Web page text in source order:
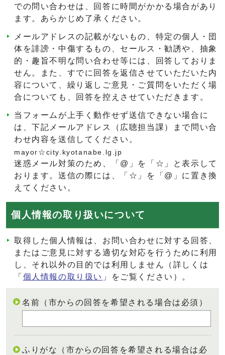
での問い合わせは、回答に時間がかかる場合があり
ます。あらかじめ了承ください。
メールアドレスの記載がないもの、特定の個人・団
体を誹謗・中傷するもの、セールス・勧誘や、抽象
的・趣旨不明な問い合わせ等には、回答しておりま
せん。また、すでに回答を返信させていただいた内
容について、繰り返しご意見・ご質問をいただく場
合についても、回答を控えさせていただきます。
当フォームが上手く動作せず送信できない場合に
は、下記メールアドレス（広聴担当課）まで問い合
わせ内容を送信してください。
mayor☆city.kyotanabe.lg.jp
迷惑メール対策のため、「@」を「☆」と表示して
おります。送信の際には、「☆」を「@」に置き換
えてください。
個人情報の取り扱いについて
取得した個人情報は、お問い合わせに対する回答、
またはご意見に対する適切な対応を行うために利用
し、それ以外の目的では利用しません（詳しくは
「 個人情報の取り扱い 」をご覧ください）。
名前（市からの回答を希望される場合は必須）
ふりがな（市からの回答を希望される場合は必